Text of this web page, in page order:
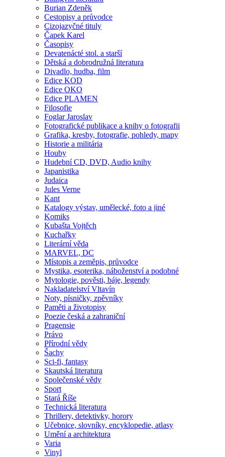
Burian Zdeněk
Cestopisy a průvodce
Cizojazyčné tituly
Čapek Karel
Časopisy
Devatenácté stol. a starší
Dětská a dobrodružná literatura
Divadlo, hudba, film
Edice KOD
Edice OKO
Edice PLAMEN
Filosofie
Foglar Jaroslav
Fotografické publikace a knihy o fotografii
Grafika, kresby, fotografie, pohledy, mapy
Historie a militária
Houby
Hudební CD, DVD, Audio knihy
Japanistika
Judaica
Jules Verne
Kant
Katalogy výstav, umělecké, foto a jiné
Komiks
Kubašta Vojtěch
Kuchařky
Literární věda
MARVEL, DC
Místopis a zeměpis, průvodce
Mystika, esoterika, náboženství a podobné
Mytologie, pověsti, báje, legendy
Nakladatelství Vltavín
Noty, písničky, zpěvníky
Paměti a životopisy
Poezie česká a zahraniční
Pragensie
Právo
Přírodní vědy
Šachy
Sci-fi, fantasy
Skautská literatura
Společenské vědy
Sport
Stará Říše
Technická literatura
Thrillery, detektivky, horory
Učebnice, slovníky, encyklopedie, atlasy
Umění a architektura
Varia
Vinyl